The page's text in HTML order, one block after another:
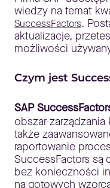
wiedzy na temat
SuccessFactors.
aktualizacje,
możliwości
Czym jest
SAP
obszar zarządzania
także
raportowanie
SuccessFactors są
bez konieczności
na gotowych